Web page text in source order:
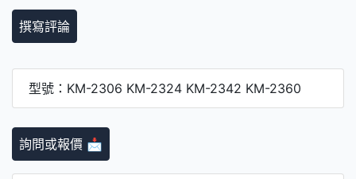
撰寫評論
型號：KM-2306 KM-2324 KM-2342 KM-2360
詢問或報價 📩